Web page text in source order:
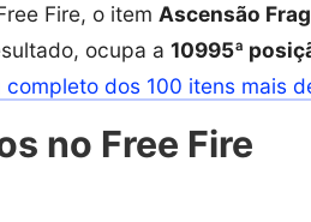
Fire, o item Ascensão
ocupa a 10995ª
completo dos 100 itens mais
no Free Fire